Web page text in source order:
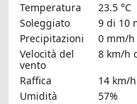
Temperatura
23.5 °C
Soleggiato
9 di 10
Precipitazioni
0 mm/h
Velocità del
vento
8 km/h
Raffica
14 km/h
Umidità
57%